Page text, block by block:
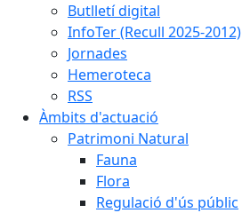
Butlletí digital
InfoTer (Recull 2025-2012)
Jornades
Hemeroteca
RSS
Àmbits d'actuació
Patrimoni Natural
Fauna
Flora
Regulació d'ús públic